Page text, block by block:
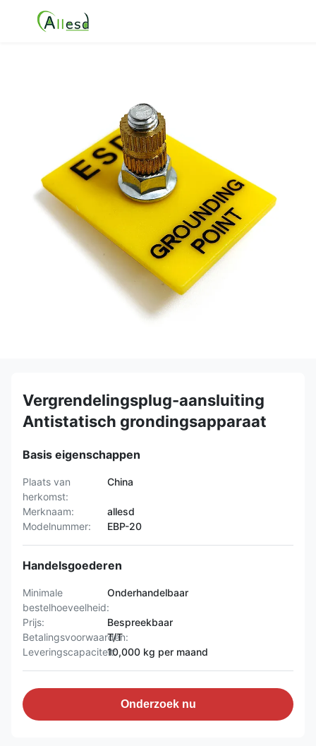
Vergrendelingsplug-aansluiting
Antistatisch grondingsapparaat
Basis eigenschappen
Plaats van
herkomst:
China
Merknaam:
allesd
Modelnummer:
EBP-20
Handelsgoederen
Minimale
bestelhoeveelheid:
Onderhandelbaar
Prijs:
Bespreekbaar
Betalingsvoorwaarden:
T/T
Leveringscapaciteit:10,000 kg per maand
Onderzoek nu